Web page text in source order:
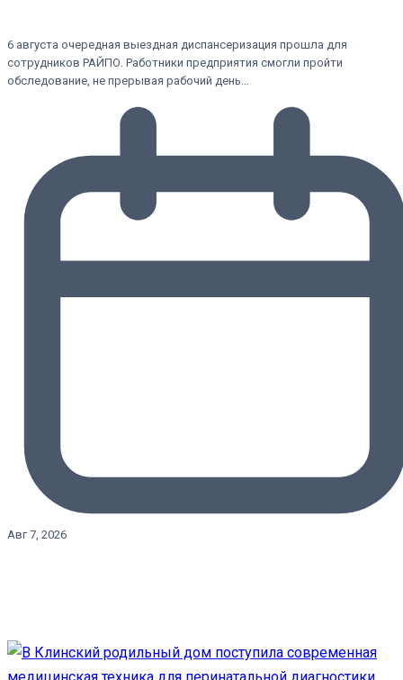
6 августа очередная выездная диспансеризация прошла для
сотрудников РАЙПО. Работники предприятия смогли пройти
обследование, не прерывая рабочий день…
Авг 7, 2026